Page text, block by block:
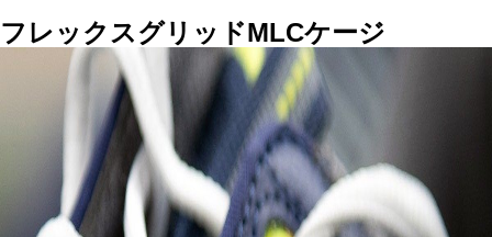
フレックスグリッドMLCケージ